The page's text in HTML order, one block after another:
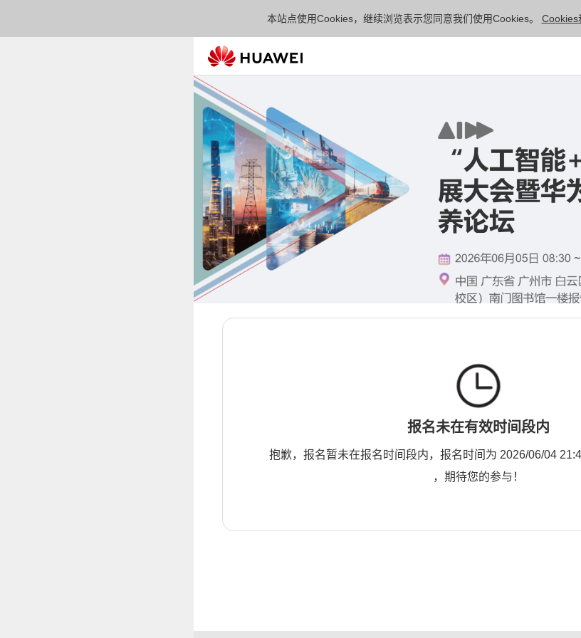
本站点使用Cookies，继续浏览表示您同意我们使用Cookies。 Cookies
报名未在有效时间段内
抱歉，报名暂未在报名时间段内，报名时间为 2026/06/04
，期待您的参与！